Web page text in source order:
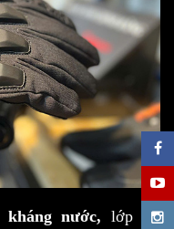
kháng nước, lớp lót